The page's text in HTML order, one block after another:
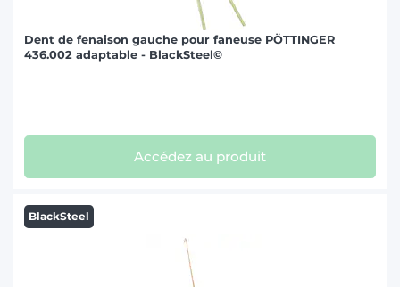
Dent de fenaison gauche pour faneuse PÖTTINGER
436.002 adaptable - BlackSteel©
Accédez au produit
BlackSteel